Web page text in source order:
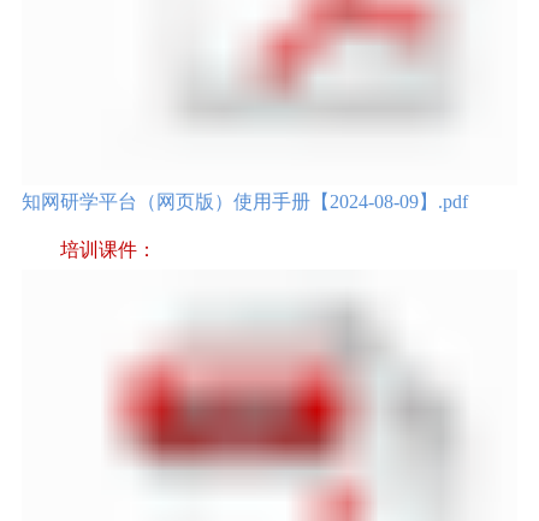
知网研学平台（网页版）使用手册【2024-08-09】.pdf
培训课件：